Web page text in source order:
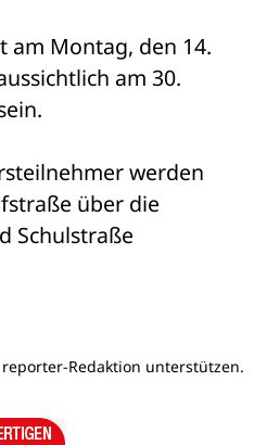
am Montag, den 14.
am 30.
werden
über die
Schulstraße
Redaktion unterstützen.